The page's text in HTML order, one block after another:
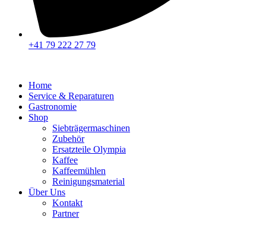
+41 79 222 27 79
Home
Service & Reparaturen
Gastronomie
Shop
Siebträgermaschinen
Zubehör
Ersatzteile Olympia
Kaffee
Kaffeemühlen
Reinigungsmaterial
Über Uns
Kontakt
Partner